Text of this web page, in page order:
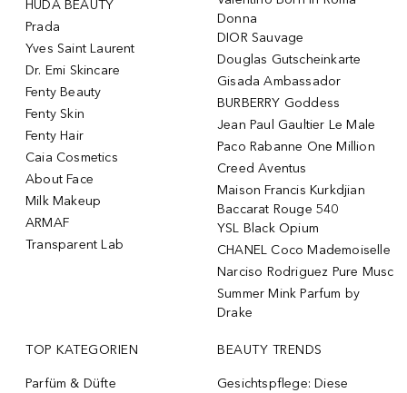
HUDA BEAUTY
Prada
Yves Saint Laurent
Dr. Emi Skincare
Fenty Beauty
Fenty Skin
Fenty Hair
Caia Cosmetics
About Face
Milk Makeup
ARMAF
Transparent Lab
Donna
DIOR Sauvage
Douglas Gutscheinkarte
Gisada Ambassador
BURBERRY Goddess
Jean Paul Gaultier Le Male
Paco Rabanne One Million
Creed Aventus
Maison Francis Kurkdjian
Baccarat Rouge 540
YSL Black Opium
CHANEL Coco Mademoiselle
Narciso Rodriguez Pure Musc
Summer Mink Parfum by
Drake
TOP KATEGORIEN
Parfüm & Düfte
BEAUTY TRENDS
Gesichtspflege: Diese